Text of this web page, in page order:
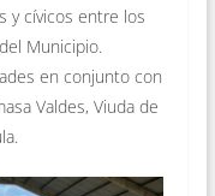
y cívicos entre los
Municipio.
en conjunto con
Valdes, Viuda de